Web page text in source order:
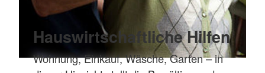
Hauswirtschaftliche Hilfen
Wohnung, Einkauf, Wäsche, Garten – in